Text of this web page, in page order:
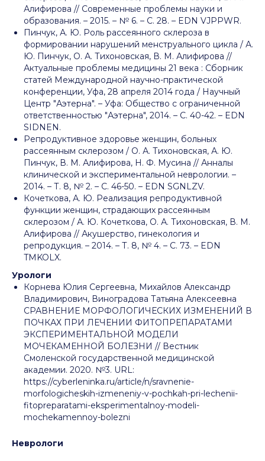
Алифирова // Современные проблемы науки и
образования. – 2015. – № 6. – С. 28. – EDN VJPPWR.
Пинчук, А. Ю. Роль рассеянного склероза в
формировании нарушений менструального цикла / А.
Ю. Пинчук, О. А. Тихоновская, В. М. Алифирова //
Актуальные проблемы медицины 21 века : Сборник
статей Международной научно-практической
конференции, Уфа, 28 апреля 2014 года / Научный
Центр "Аэтерна". – Уфа: Общество с ограниченной
ответственностью "Аэтерна", 2014. – С. 40-42. – EDN
SIDNEN.
Репродуктивное здоровье женщин, больных
рассеянным склерозом / О. А. Тихоновская, А. Ю.
Пинчук, В. М. Алифирова, Н. Ф. Мусина // Анналы
клинической и экспериментальной неврологии. –
2014. – Т. 8, № 2. – С. 46-50. – EDN SGNLZV.
Кочеткова, А. Ю. Реализация репродуктивной
функции женщин, страдающих рассеянным
склерозом / А. Ю. Кочеткова, О. А. Тихоновская, В. М.
Алифирова // Акушерство, гинекология и
репродукция. – 2014. – Т. 8, № 4. – С. 73. – EDN
TMKOLX.
Урологи
​​Корнева Юлия Сергеевна, Михайлов Александр
Владимирович, Виноградова Татьяна Алексеевна
СРАВНЕНИЕ МОРФОЛОГИЧЕСКИХ ИЗМЕНЕНИЙ В
ПОЧКАХ ПРИ ЛЕЧЕНИИ ФИТОПРЕПАРАТАМИ
ЭКСПЕРИМЕНТАЛЬНОЙ МОДЕЛИ
МОЧЕКАМЕННОЙ БОЛЕЗНИ // Вестник
Смоленской государственной медицинской
академии. 2020. №3. URL:
https://cyberleninka.ru/article/n/sravnenie-
morfologicheskih-izmeneniy-v-pochkah-pri-lechenii-
fitopreparatami-eksperimentalnoy-modeli-
mochekamennoy-bolezni
Неврологи